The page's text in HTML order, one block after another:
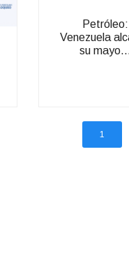
Petróleo:
Venezuela
su
1